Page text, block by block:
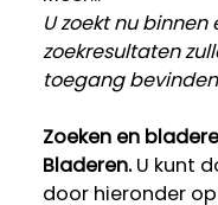
U zoekt nu
zoekresultaten
toegang
Zoeken en
Bladeren.U kunt
door hieronder op